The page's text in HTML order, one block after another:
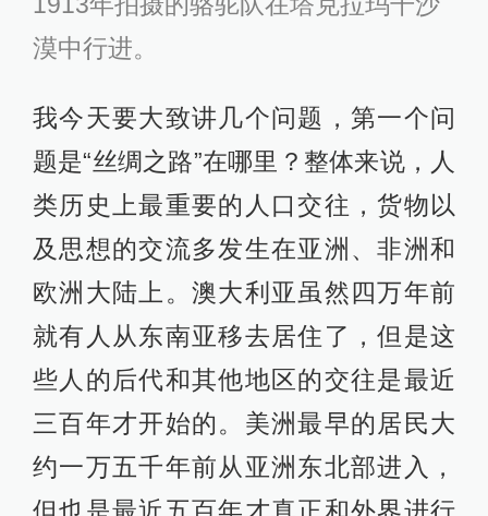
漠中行进。
我今天要大致讲几个问题，第一个问
题是“丝绸之路”在哪里？整体来说，人
类历史上最重要的人口交往，货物以
及思想的交流多发生在亚洲、非洲和
欧洲大陆上。澳大利亚虽然四万年前
就有人从东南亚移去居住了，但是这
些人的后代和其他地区的交往是最近
三百年才开始的。美洲最早的居民大
约一万五千年前从亚洲东北部进入，